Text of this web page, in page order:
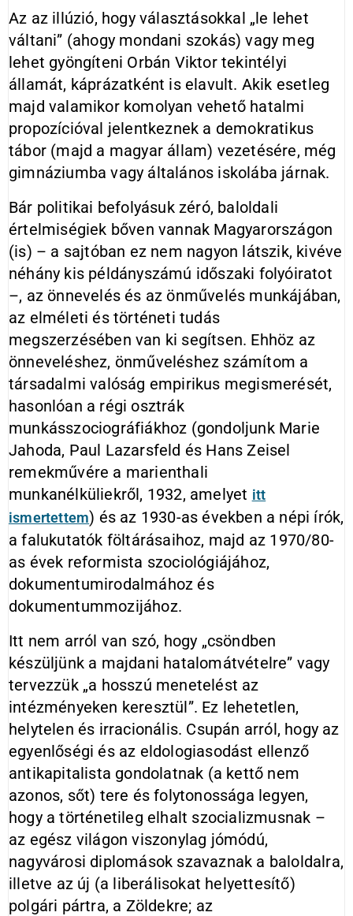
Az az illúzió, hogy választásokkal „le lehet
váltani” (ahogy mondani szokás) vagy meg
lehet gyöngíteni Orbán Viktor tekintélyi
államát, káprázatként is elavult. Akik esetleg
majd valamikor komolyan vehető hatalmi
propozícióval jelentkeznek a demokratikus
tábor (majd a magyar állam) vezetésére, még
gimnáziumba vagy általános iskolába járnak.
Bár politikai befolyásuk zéró, baloldali
értelmiségiek bőven vannak Magyarországon
(is) – a sajtóban ez nem nagyon látszik, kivéve
néhány kis példányszámú időszaki folyóiratot
–, az önnevelés és az önművelés munkájában,
az elméleti és történeti tudás
megszerzésében van ki segítsen. Ehhöz az
önneveléshez, önműveléshez számítom a
társadalmi valóság empirikus megismerését,
hasonlóan a régi osztrák
munkásszociográfiákhoz (gondoljunk Marie
Jahoda, Paul Lazarsfeld és Hans Zeisel
remekművére a marienthali
munkanélküliekről, 1932, amelyet itt
ismertettem) és az 1930-as években a népi írók,
a falukutatók föltárásaihoz, majd az 1970/80-
as évek reformista szociológiájához,
dokumentumirodalmához és
dokumentummozijához.
Itt nem arról van szó, hogy „csöndben
készüljünk a majdani hatalomátvételre” vagy
tervezzük „a hosszú menetelést az
intézményeken keresztül”. Ez lehetetlen,
helytelen és irracionális. Csupán arról, hogy az
egyenlőségi és az eldologiasodást ellenző
antikapitalista gondolatnak (a kettő nem
azonos, sőt) tere és folytonossága legyen,
hogy a történetileg elhalt szocializmusnak –
az egész világon viszonylag jómódú,
nagyvárosi diplomások szavaznak a baloldalra,
illetve az új (a liberálisokat helyettesítő)
polgári pártra, a Zöldekre; az